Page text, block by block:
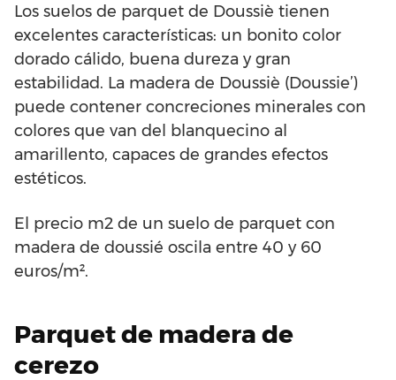
Los suelos de parquet de Doussiè tienen
excelentes características: un bonito color
dorado cálido, buena dureza y gran
estabilidad. La madera de Doussiè (Doussie’)
puede contener concreciones minerales con
colores que van del blanquecino al
amarillento, capaces de grandes efectos
estéticos.
El precio m2 de un suelo de parquet con
madera de doussié oscila entre 40 y 60
euros/m².
Parquet de madera de
cerezo